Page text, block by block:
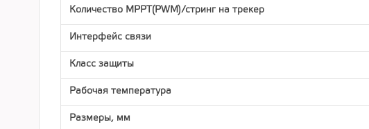
Количество MPPT(PWM)/стринг на трекер
Интерфейс связи
Класс защиты
Рабочая температура
Размеры, мм